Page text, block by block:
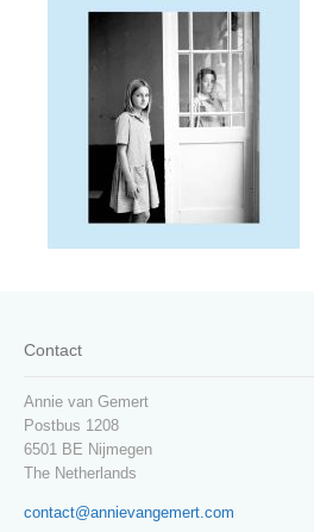
Contact
Annie van Gemert
Postbus 1208
6501 BE Nijmegen
The Netherlands
contact@annievangemert.com